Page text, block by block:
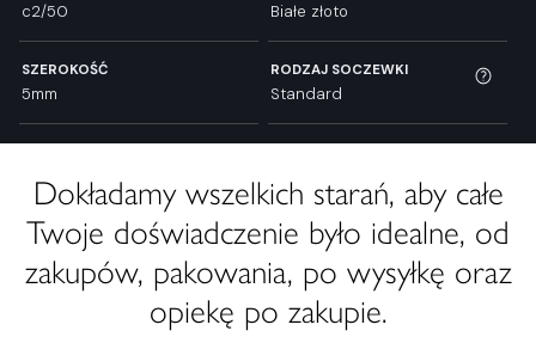
c2/50 Białe złoto
SZEROKOŚĆ
5mm
RODZAJ SOCZEWKI
Standard
Dokładamy wszelkich starań, aby całe
Twoje doświadczenie było idealne, od
zakupów, pakowania, po wysyłkę oraz
opiekę po zakupie.